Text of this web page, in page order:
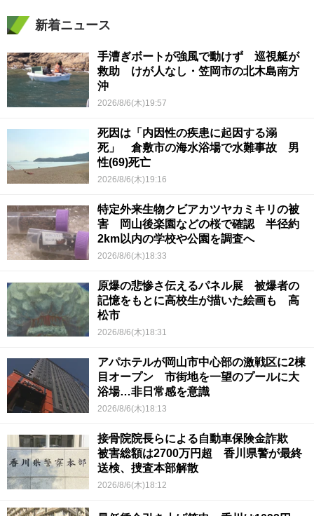
新着ニュース
手漕ぎボートが強風で動けず 巡視艇が
救助 けが人なし・笠岡市の北木島南方
沖
2026/8/6(木)19:57
死因は「内因性の疾患に起因する溺
死」 倉敷市の海水浴場で水難事故 男
性(69)死亡
2026/8/6(木)19:16
特定外来生物クビアカツヤカミキリの被
害 岡山後楽園などの桜で確認 半径約
2km以内の学校や公園を調査へ
2026/8/6(木)18:33
原爆の悲惨さ伝えるパネル展 被爆者の
記憶をもとに高校生が描いた絵画も 高
松市
2026/8/6(木)18:31
アパホテルが岡山市中心部の激戦区に2棟
目オープン 市街地を一望のプールに大
浴場…非日常感を意識
2026/8/6(木)18:13
接骨院院長らによる自動車保険金詐欺
被害総額は2700万円超 香川県警が最終
送検、捜査本部解散
2026/8/6(木)18:12